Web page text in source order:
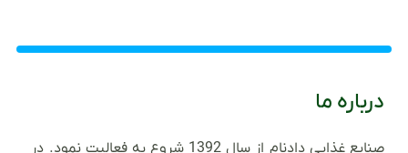
درباره ما
صنایع غذایی دادنام از سال 1392 شروع به فعالیت نمود. در